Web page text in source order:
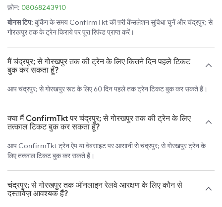
फ़ोन: 08068243910
बोनस टिप: बुकिंग के समय ConfirmTkt की फ़्री कैंसलेशन सुविधा चुनें और चंद्रपुर; से
गोरखपुर तक के ट्रेन किराये पर पूरा रिफंड प्राप्त करें।
मैं चंद्रपुर; से गोरखपुर तक की ट्रेन के लिए कितने दिन पहले टिकट
बुक कर सकता हूँ?
आप चंद्रपुर; से गोरखपुर रूट के लिए 60 दिन पहले तक ट्रेन टिकट बुक कर सकते हैं।
क्या मैं ConfirmTkt पर चंद्रपुर; से गोरखपुर तक की ट्रेन के लिए
तत्काल टिकट बुक कर सकता हूँ?
आप ConfirmTkt ट्रेन ऐप या वेबसाइट पर आसानी से चंद्रपुर; से गोरखपुर ट्रेन के
लिए तत्काल टिकट बुक कर सकते हैं।
चंद्रपुर; से गोरखपुर तक ऑनलाइन रेलवे आरक्षण के लिए कौन से
दस्तावेज़ आवश्यक हैं?